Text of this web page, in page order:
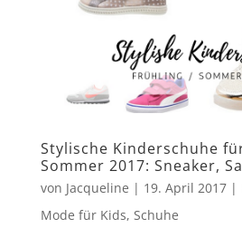
Stylische Kinderschuhe
Sommer 2017: Sneaker,
von Jacqueline | 19. April 2017|
Mode für Kids, Schuhe